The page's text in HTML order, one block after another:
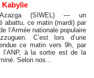
Kabylie
Azazga (SIWEL) — un
abattu, ce matin (mardi) par
l’Armée nationale populaire
C’est lors d’une
ce matin vers 9h, par
l’ANP, à la sortie est de la
Selon nos...